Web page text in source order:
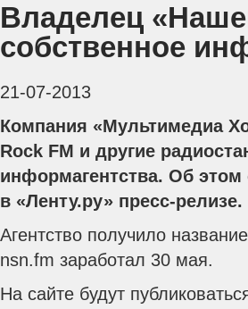
Владелец
собственное
21-07-2013
Компания «Мультимедиа
Rock FM и другие
информагентства. Об
в «Ленту.ру» пресс-релизе.
Агентство получило
nsn.fm заработал 30 мая.
На сайте будут